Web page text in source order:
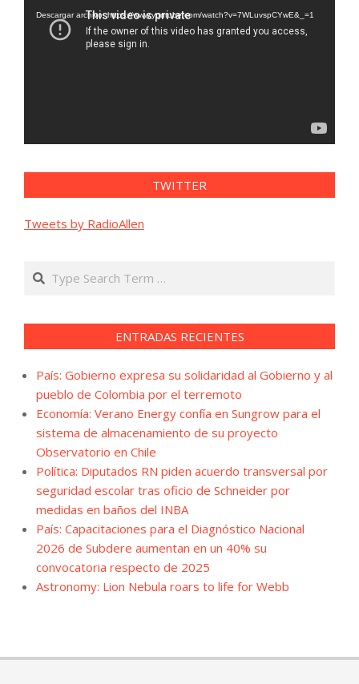
vídeo
Descargar archivo: https://www.youtube.com/watch?v=7WLuvspCYwE&_=1
TWITTER
Tweets by RadioAllen
Search
ENTRADAS RECIENTES
País: Gobierno expresa su solidaridad al Gobierno y al
pueblo de Colombia por el terremoto
Economía: Verano Energy confía en Sungrow para el
sistema de almacenamiento de su proyecto
Observatorio en Chile
Política: Diputados RN piden acuerdo transversal por
seguridad escolar tras oficio de Schneider por
medidas en baños del INBA
País: Capacitaciones para el Diagnóstico Nacional
2026 de Subdere aumentan en un 40% su
convocatoria respecto de 2025
Astronomy: Lion Nebula roars to life for Webb